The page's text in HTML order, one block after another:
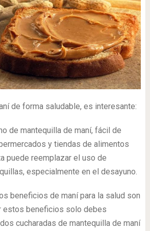
de forma saludable, es interesante:
de mantequilla de maní, fácil de
y tiendas de alimentos
puede reemplazar el uso de
especialmente en el desayuno.
beneficios de maní para la salud son
estos beneficios solo debes
cucharadas de mantequilla de maní